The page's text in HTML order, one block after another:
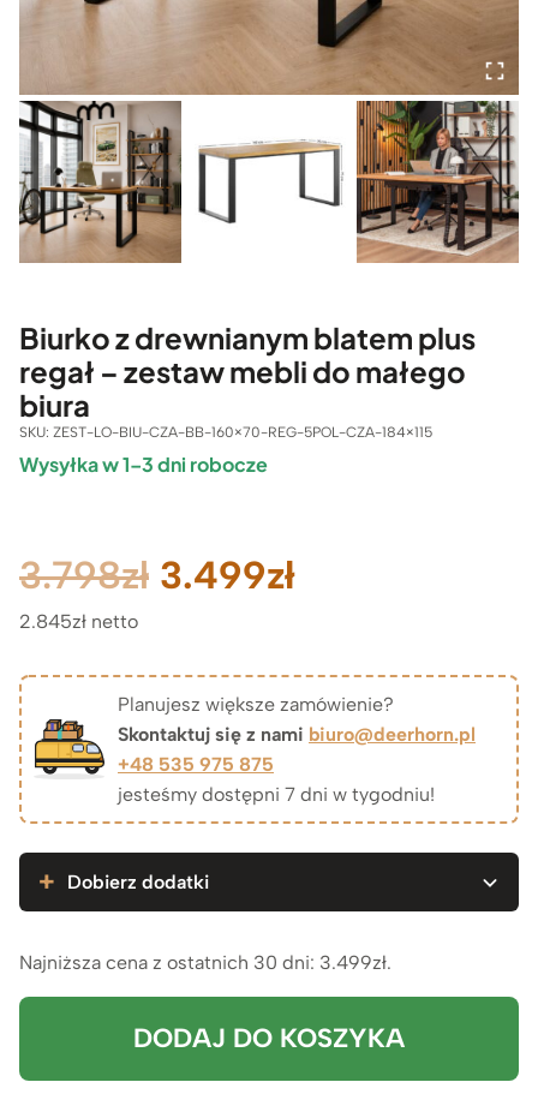
Biurko z drewnianym blatem plus
regał – zestaw mebli do małego
biura
SKU: ZEST-LO-BIU-CZA-BB-160×70-REG-5POL-CZA-184×115
Wysyłka w 1–3 dni robocze
3.798zł Pierwotna
wynosiła:
3.798zł.
3.499złAktualna
wynosi:
3.499zł.
2.845zł netto
Planujesz większe zamówienie?
Skontaktuj się z nami biuro@deerhorn.pl
+48 535 975 875
jesteśmy dostępni 7 dni w tygodniu!
Dobierz dodatki
Najniższa cena z ostatnich 30 dni: 3.499zł.
DODAJ DO KOSZYKA